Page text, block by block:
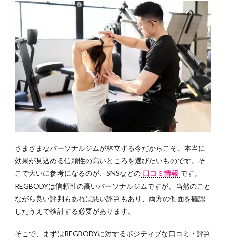
さまざまなパーソナルジムが林立する今だからこそ、本当に
効果が見込める信頼性の高いところを選びたいものです。そ
こで大いに参考になるのが、SNSなどの 口コミ情報 です。
REGBODYは信頼性の高いパーソナルジムですが、当然のこと
ながら良い評判もあれば悪い評判もあり、両方の側面を確認
したうえで検討する必要があります。
そこで、まずはREGBODYに対するポジティブな口コミ・評判